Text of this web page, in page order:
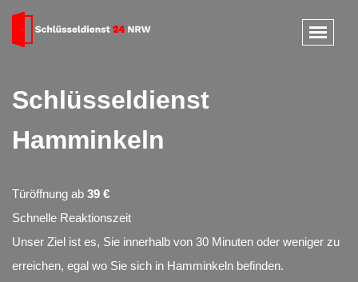
Schlüsseldienst
Hamminkeln
Türöffnung ab 39 €
Schnelle Reaktionszeit
Unser Ziel ist es, Sie innerhalb von 30 Minuten oder weniger zu
erreichen, egal wo Sie sich in Hamminkeln befinden.